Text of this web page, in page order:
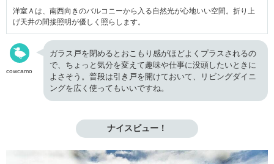
洋室Ａは、南西向きのバルコニーから入る自然光が心地いい空間。折り上
げ天井の間接照明が優しく照らします。
cowcamo
ガラス戸を閉めるとおこもり感がほどよくプラスされるの
で、ちょっと気分を変えて趣味や仕事に没頭したいときに
よさそう。普段は引き戸を開けておいて、リビングダイニ
ングを広く使ってもいいですね。
ナイスビュー！